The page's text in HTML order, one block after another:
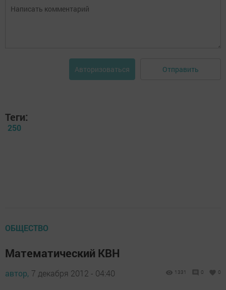
Авторизоваться Отправить
Теги:
250
ОБЩЕСТВО
Математический КВН
автор, 7 декабря 2012 - 04:40 1331 0 0